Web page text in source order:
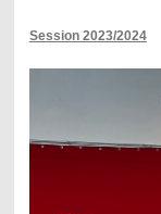
Session 2023/2024